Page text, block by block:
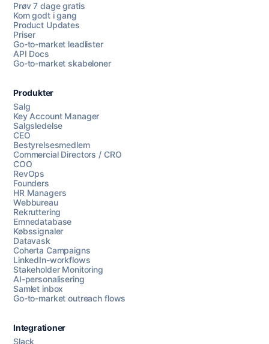
Prøv 7 dage gratis
Kom godt i gang
Product Updates
Priser
Go-to-market leadlister
API Docs
Go-to-market skabeloner
Produkter
Salg
Key Account Manager
Salgsledelse
CEO
Bestyrelsesmedlem
Commercial Directors / CRO
COO
RevOps
Founders
HR Managers
Webbureau
Rekruttering
Emnedatabase
Købssignaler
Datavask
Coherta Campaigns
LinkedIn-workflows
Stakeholder Monitoring
AI-personalisering
Samlet inbox
Go-to-market outreach flows
Integrationer
Slack